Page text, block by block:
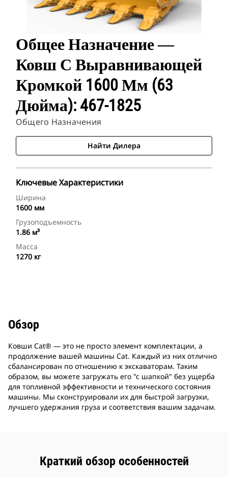
Общее Назначение ―
Ковш С Выравнивающей
Кромкой 1600 Мм (63
Дюйма): 467-1825
Общего Назначения
Найти Дилера
Ключевые Характеристики
Ширина
1600 мм
Грузоподъемность
1.86 м³
Масса
1270 кг
Обзор
Ковши Cat® ― это не просто элемент комплектации, а
продолжение вашей машины Cat. Каждый из них отлично
сбалансирован по отношению к экскаваторам. Таким
образом, вы можете загружать его "с шапкой" без ущерба
для топливной эффективности и технического состояния
машины. Мы сконструировали их для быстрой загрузки,
лучшего удержания груза и соответствия вашим задачам.
Краткий обзор особенностей